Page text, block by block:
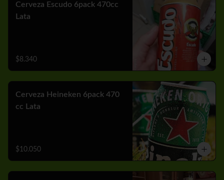
Cerveza Escudo 6pack 470cc
Lata
$8.340
Cerveza Heineken 6pack 470
cc Lata
$10.050